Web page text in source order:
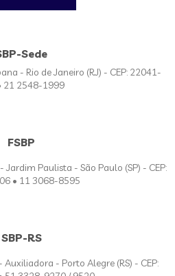
Sede
- Rio de Janeiro (RJ) - CEP: 22041-
21 2548-1999
FSBP
Paulista - São Paulo (SP) - CEP:
• 11 3068-8595
SBP-RS
- Porto Alegre (RS) - CEP: